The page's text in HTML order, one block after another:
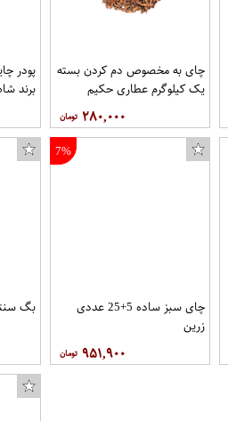
چای به مخصوص دم کردن بسته
یک کیلوگرم عطاری حکیم
۲۸۰,۰۰۰
برند
7%
چای سبز ساده 5+25 عددی
زرین
۹۵۱,۹۰۰
بگ سنتی